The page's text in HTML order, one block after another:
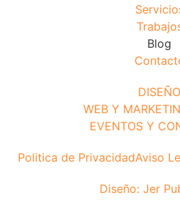
Blog
DISEÑO
WEB Y
EVENTOS Y
Politica de PrivacidadAviso
Diseño: Jer